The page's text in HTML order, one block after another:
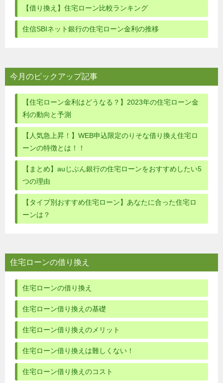
【借り換え】住宅ローン比較ランキング
住信SBIネット銀行の住宅ローン金利の推移
今月のピックアップ記事
【住宅ローン金利はどうなる？】2023年の住宅ローン金
利の動向と予測
【人気急上昇！】WEB申込限定のりそな借り換え住宅ロ
ーンの特徴とは！！
【まとめ】auじぶん銀行の住宅ローンをおすすめしたい5
つの理由
【タイプ別おすすめ住宅ローン】あなたに合った住宅ロ
ーンは？
住宅ローンの借り換え
住宅ローンの借り換え
住宅ローン借り換えの基礎
住宅ローン借り換えのメリット
住宅ローン借り換えは難しくない！
住宅ローン借り換えのコスト